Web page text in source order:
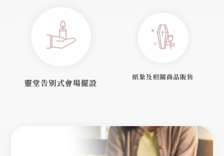
靈堂告別式會場擺設 紙紮及相關商品販售